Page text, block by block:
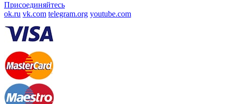
Присоединяйтесь
ok.ru vk.com telegram.org youtube.com